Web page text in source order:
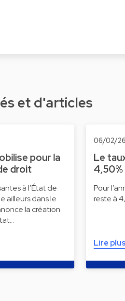
et d'articles
pour la
droit
à l’État de
ailleurs dans le
la création
06/02/26
Le
4,50%
Pour
reste à
Lire plus